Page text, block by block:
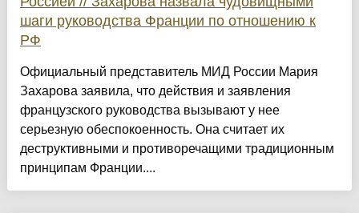
шаги руководства Франции по отношению к
РФ
Официальный представитель МИД России Мария
Захарова заявила, что действия и заявления
французского руководства вызывают у нее
серьезную обеспокоенность. Она считает их
деструктивными и противоречащими традиционным
принципам Франции....